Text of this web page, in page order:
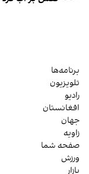
برنامه‌ها
تلویزیون
رادیو
افغانستان
جهان
زاویه
صفحه شما
ورزش
بازار